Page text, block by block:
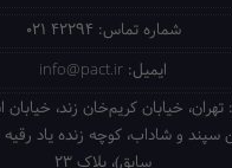
شماره تماس: 021 42294
ایمیل: info@pact.ir
تهران، خیابان کریم‌خان زند،
سپند و شاداب، کوچه زنده یاد رقیه